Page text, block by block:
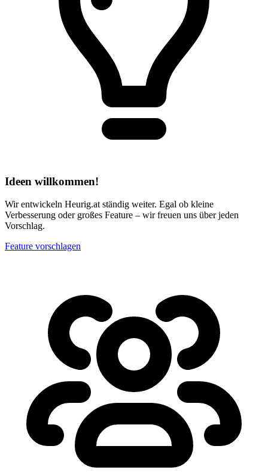
Ideen willkommen!
Wir entwickeln Heurig.at ständig weiter. Egal ob kleine
Verbesserung oder großes Feature – wir freuen uns über jeden
Vorschlag.
Feature vorschlagen